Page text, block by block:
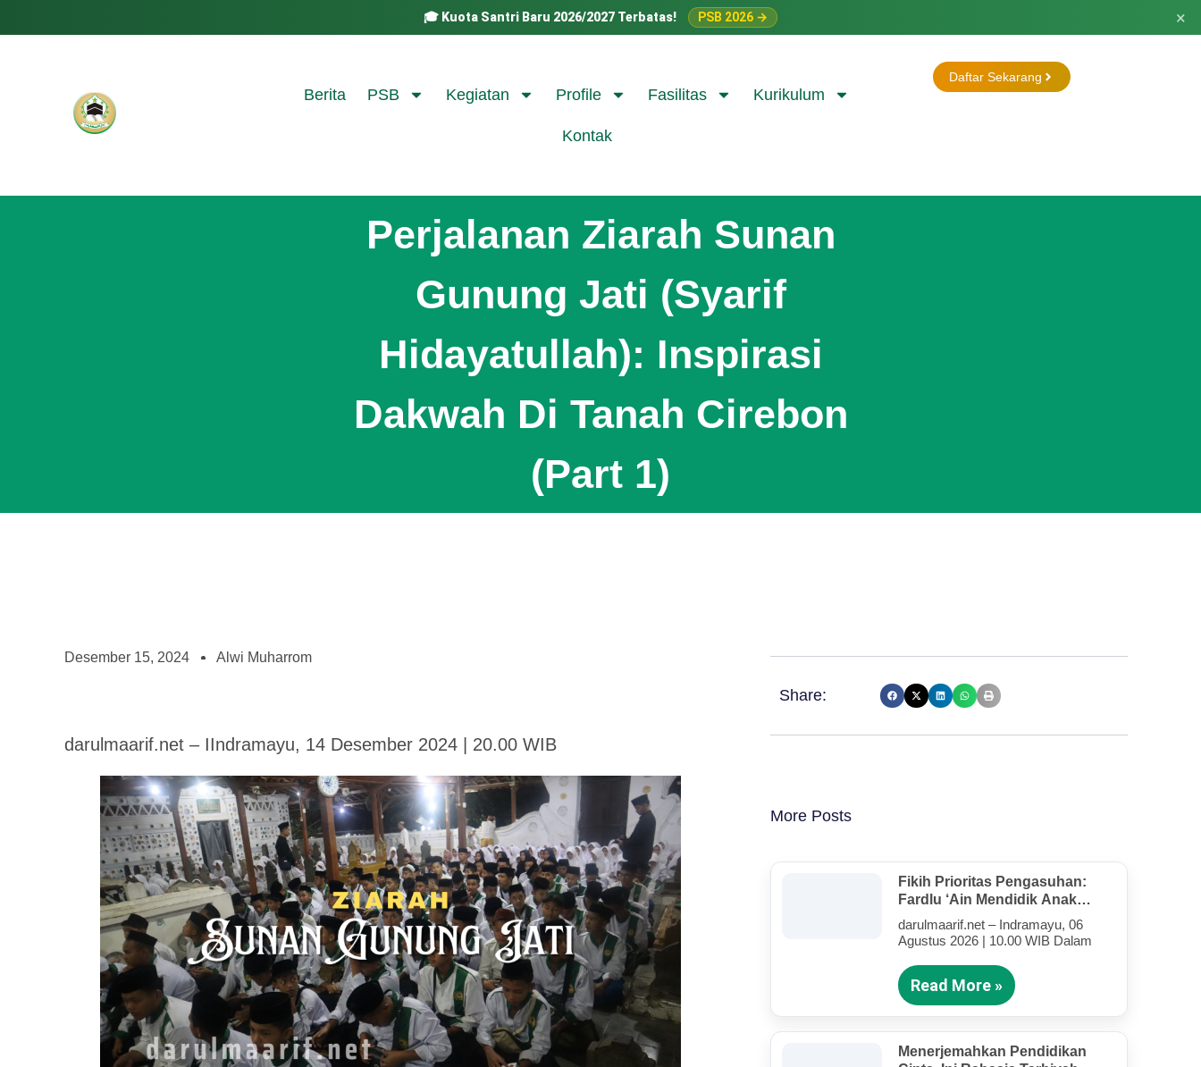
🎓 Kuota Santri Baru 2026/2027 Terbatas! PSB 2026 → ×
Berita PSB Kegiatan Profile Fasilitas Kurikulum
Kontak
Daftar Sekarang
Perjalanan Ziarah Sunan
Gunung Jati (Syarif
Hidayatullah): Inspirasi
Dakwah Di Tanah Cirebon
(Part 1)
Desember 15, 2024 Alwi Muharrom
darulmaarif.net – IIndramayu, 14 Desember 2024 | 20.00 WIB
Share:
More Posts
Fikih Prioritas Pengasuhan:
Fardlu ‘Ain Mendidik Anak
Kandung Di Tengah Kesibukan
Mengajar
darulmaarif.net – Indramayu, 06
Agustus 2026 | 10.00 WIB Dalam
Read More »
Menerjemahkan Pendidikan